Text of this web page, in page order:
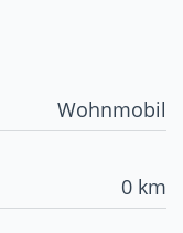
Wohnmobil
0 km